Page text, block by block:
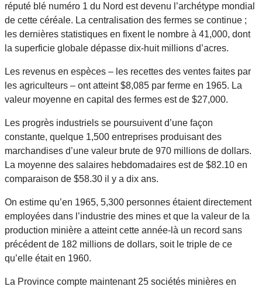
réputé blé numéro 1 du Nord est devenu l’archétype mondial
de cette céréale. La centralisation des fermes se continue ;
les dernières statistiques en fixent le nombre à 41,000, dont
la superficie globale dépasse dix-huit millions d’acres.
Les revenus en espèces – les recettes des ventes faites par
les agriculteurs – ont atteint $8,085 par ferme en 1965. La
valeur moyenne en capital des fermes est de $27,000.
Les progrès industriels se poursuivent d’une façon
constante, quelque 1,500 entreprises produisant des
marchandises d’une valeur brute de 970 millions de dollars.
La moyenne des salaires hebdomadaires est de $82.10 en
comparaison de $58.30 il y a dix ans.
On estime qu’en 1965, 5,300 personnes étaient directement
employées dans l’industrie des mines et que la valeur de la
production minière a atteint cette année-là un record sans
précédent de 182 millions de dollars, soit le triple de ce
qu’elle était en 1960.
La Province compte maintenant 25 sociétés minières en